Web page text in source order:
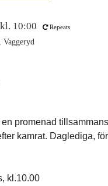
10:00 Repeats
Vaggeryd
en promenad
kamrat. Daglediga,
kl.10.00